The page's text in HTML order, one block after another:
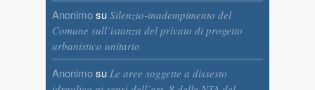
Anonimosu Silenzio-inadempimento del
Comune sull’istanza del privato di progetto
urbanistico unitario
Anonimosu Le aree soggette a dissesto